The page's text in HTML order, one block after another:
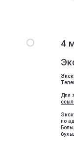
4
Для
по